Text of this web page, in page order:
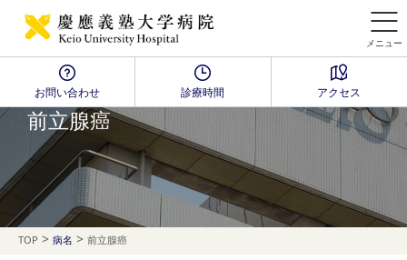
メニュー
お問い合わせ 診療時間 アクセス
Disease Name Search
前立腺癌
TOP > 病名 > 前立腺癌